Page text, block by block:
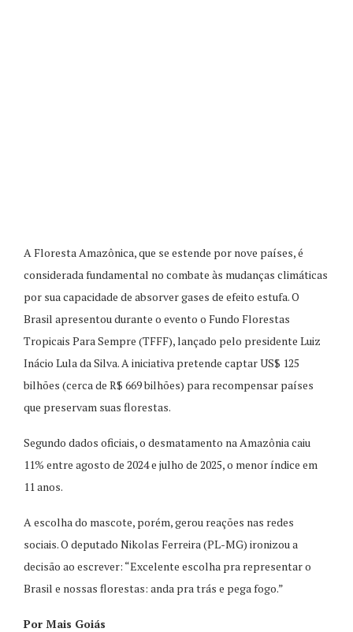
A Floresta Amazônica, que se estende por nove países, é
considerada fundamental no combate às mudanças climáticas
por sua capacidade de absorver gases de efeito estufa. O
Brasil apresentou durante o evento o Fundo Florestas
Tropicais Para Sempre (TFFF), lançado pelo presidente Luiz
Inácio Lula da Silva. A iniciativa pretende captar US$ 125
bilhões (cerca de R$ 669 bilhões) para recompensar países
que preservam suas florestas.
Segundo dados oficiais, o desmatamento na Amazônia caiu
11% entre agosto de 2024 e julho de 2025, o menor índice em
11 anos.
A escolha do mascote, porém, gerou reações nas redes
sociais. O deputado Nikolas Ferreira (PL-MG) ironizou a
decisão ao escrever: “Excelente escolha pra representar o
Brasil e nossas florestas: anda pra trás e pega fogo.”
Por Mais Goiás